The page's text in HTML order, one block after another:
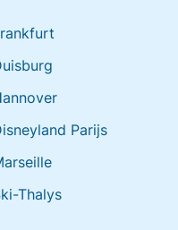
Parijs
Thalys